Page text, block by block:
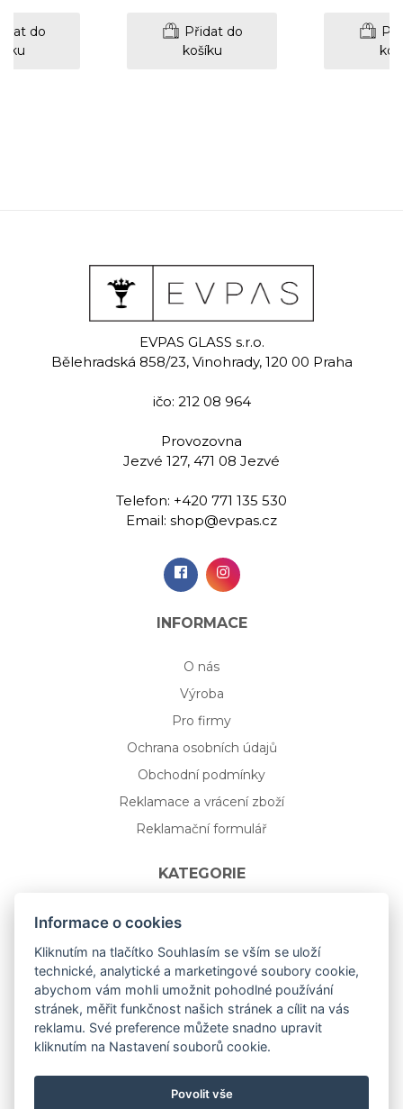
do
Přidat do
košíku
Column
Ručně rytá sklenice na
vodu 420 ml
Přidat do
EVPAS GLASS s.r.o.
Bělehradská 858/23, Vinohrady, 120 00 Praha
ičo: 212 08 964
Provozovna
Jezvé 127, 471 08 Jezvé
Telefon: +420 771 135 530
Email: shop@evpas.cz
INFORMACE
O nás
Výroba
Pro firmy
Ochrana osobních údajů
Obchodní podmínky
Reklamace a vrácení zboží
Reklamační formulář
KATEGORIE
Nápojové sklo
Bydlení
Dárkový poukaz na míru
Mystery box
Kolekce
NOVÁ rozkvetlá KOLEKCE 🌸🌼
Informace o cookies
Kliknutím na tlačítko Souhlasím se vším se uloží
technické, analytické a marketingové soubory cookie,
abychom vám mohli umožnit pohodlné používání
stránek, měřit funkčnost našich stránek a cílit na vás
reklamu. Své preference můžete snadno upravit
kliknutím na Nastavení souborů cookie.
Povolit vše